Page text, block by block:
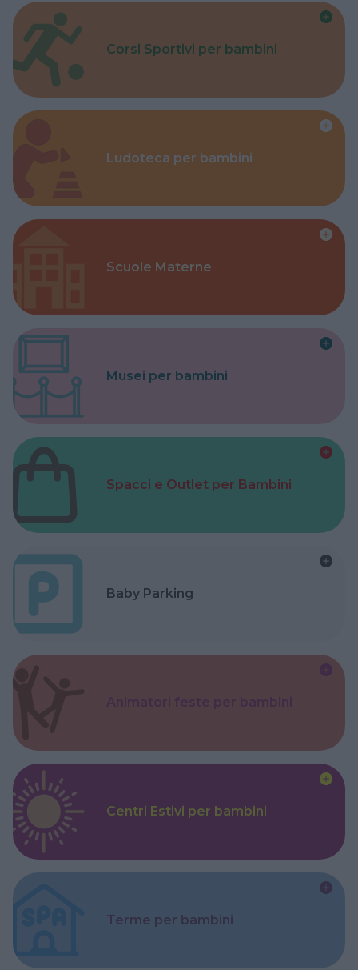
Corsi Sportivi per bambini
Ludoteca per bambini
Scuole Materne
Musei per bambini
Spacci e Outlet per Bambini
Baby Parking
Centri Estivi per bambini
Terme per bambini